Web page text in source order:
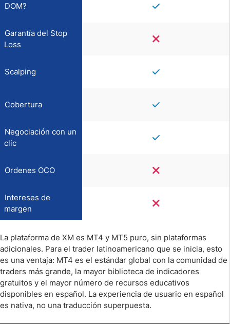
DOM?
Garantía del Stop
Loss
Scalping
Cobertura
Negociación con un
clic
Ordenes OCO
Intereses de
margen
La plataforma de XM es MT4 y MT5 puro, sin plataformas
adicionales. Para el trader latinoamericano que se inicia, esto
es una ventaja: MT4 es el estándar global con la comunidad de
traders más grande, la mayor biblioteca de indicadores
gratuitos y el mayor número de recursos educativos
disponibles en español. La experiencia de usuario en español
es nativa, no una traducción superpuesta.